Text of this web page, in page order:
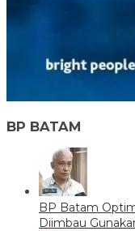
BP BATAM
BP Batam
Diimbau